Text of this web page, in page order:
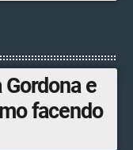
e
facendo